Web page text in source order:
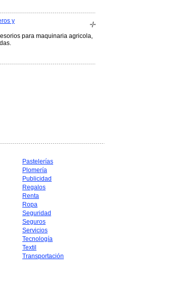
y
para maquinaria agricola,
Pastelerías
Plomería
Publicidad
Regalos
Renta
Ropa
Seguridad
Seguros
Servicios
Tecnología
Textil
Transportación